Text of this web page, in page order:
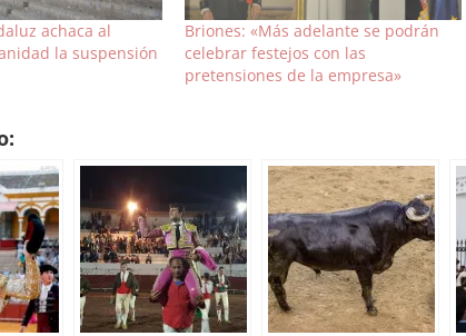
achaca al
la suspensión
Briones: «Más adelante se podrán
celebrar festejos con las
pretensiones de la empresa»